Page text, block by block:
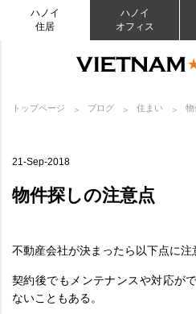
ハノイ
住居
ハノイ
オフィス
トップページ ブログ 住まい 物
21-Sep-2018
物件探しの注意点
不動産会社が決まったら以下点に注
契約後でもメンテナンスや対応が
ないこともある。